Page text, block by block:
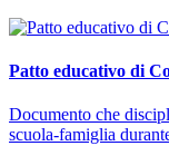
Patto educativo di
Documento che
scuola-famiglia